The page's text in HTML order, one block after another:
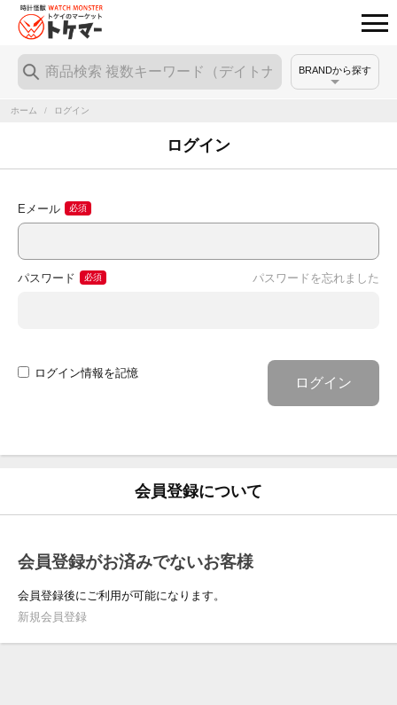
BRANDから探す
ホーム / ログイン
ログイン
Eメール
パスワード パスワードを忘れました
ログイン
ログイン情報を記憶
会員登録について
会員登録がお済みでないお客様
会員登録後にご利用が可能になります。
新規会員登録